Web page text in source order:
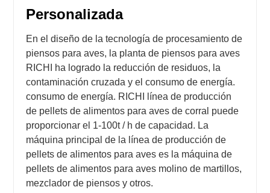
Personalizada
En el diseño de la tecnología de procesamiento de
piensos para aves, la planta de piensos para aves
RICHI ha logrado la reducción de residuos, la
contaminación cruzada y el consumo de energía.
consumo de energía. RICHI línea de producción
de pellets de alimentos para aves de corral puede
proporcionar el 1-100t / h de capacidad. La
máquina principal de la línea de producción de
pellets de alimentos para aves es la máquina de
pellets de alimentos para aves molino de martillos,
mezclador de piensos y otros.